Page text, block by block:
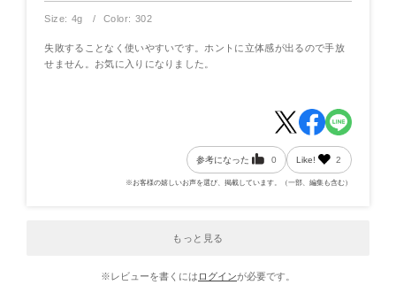
Size: 4g Color: 302
失敗することなく使いやすいです。ホントに立体感が出るので手放
せません。お気に入りになりました。
参考になった 0 Like! 2
※お客様の嬉しいお声を選び、掲載しています。（一部、編集も含む）
もっと見る
※レビューを書くには ログインが必要です。